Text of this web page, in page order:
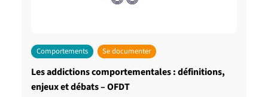
Comportements Se documenter
Les addictions comportementales : définitions,
enjeux et débats – OFDT